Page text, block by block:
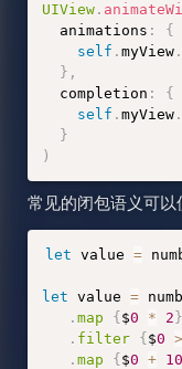
UIView .
  animations
:
{
self . myView .
} ,
  completion
: {
self . myView .
}
)
常见的闭包语义可
let value =
let value =
. map {$0 * 2}
. filter {$0 >
. map {$0 + 10